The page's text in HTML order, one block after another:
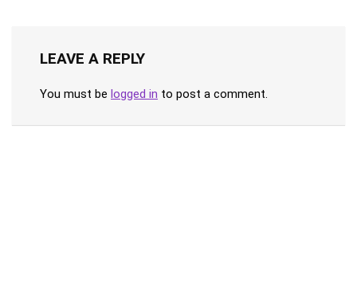
LEAVE A REPLY
You must be logged in to post a comment.